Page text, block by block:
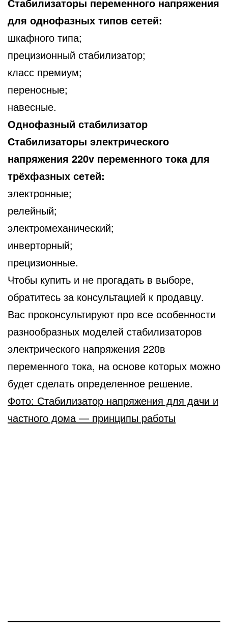
для однофазных типов сетей:
шкафного типа;
прецизионный стабилизатор;
класс премиум;
переносные;
навесные.
Однофазный стабилизатор
Стабилизаторы электрического
напряжения 220v переменного тока для
трёхфазных сетей:
электронные;
релейный;
электромеханический;
инверторный;
прецизионные.
Чтобы купить и не прогадать в выборе,
обратитесь за консультацией к продавцу.
Вас проконсультируют про все особенности
разнообразных моделей стабилизаторов
электрического напряжения 220в
переменного тока, на основе которых можно
будет сделать определенное решение.
Фото: Стабилизатор напряжения для дачи и
частного дома — принципы работы